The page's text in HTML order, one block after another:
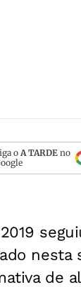
oA TARDE no
nesta
de